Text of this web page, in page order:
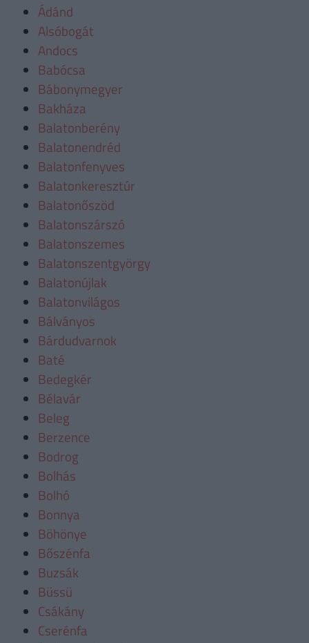
Ádánd
Alsóbogát
Andocs
Babócsa
Bábonymegyer
Bakháza
Balatonberény
Balatonendréd
Balatonfenyves
Balatonkeresztúr
Balatonőszöd
Balatonszárszó
Balatonszemes
Balatonszentgyörgy
Balatonújlak
Balatonvilágos
Bálványos
Bárdudvarnok
Baté
Bedegkér
Bélavár
Beleg
Berzence
Bodrog
Bolhás
Bolhó
Bonnya
Böhönye
Bőszénfa
Buzsák
Büssü
Csákány
Cserénfa